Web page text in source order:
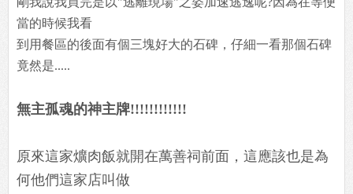
當的時候我看
到用餐區的後面有個三塊好大的石碑，仔細一看那個石碑
竟然是.....
無主孤魂的神主牌!!!!!!!!!!!!
原來這家爌肉飯就開在萬善祠前面，這應該也是為
何他們這家店叫做